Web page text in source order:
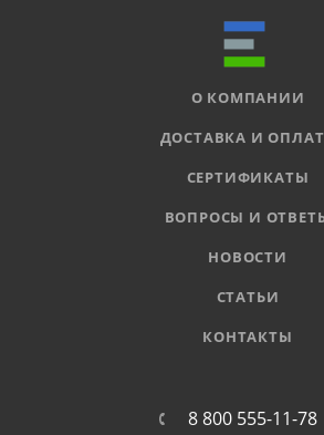
О КОМПАНИИ
ДОСТАВКА И
СЕРТИФИКАТЫ
ВОПРОСЫ И
НОВОСТИ
СТАТЬИ
КОНТАКТЫ
8 800 555-11-78